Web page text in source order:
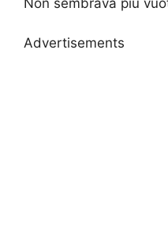
Advertisements